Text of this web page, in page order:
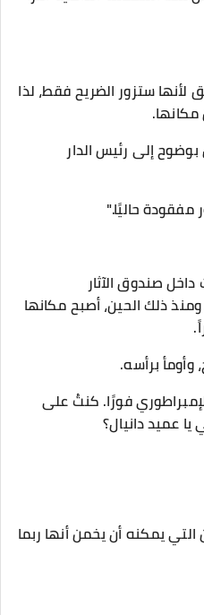
لأنها ستزور الضريح فقط، لذا
إلى رئيس الدار
مفقودة حاليًا."
صندوق الآثار
ذلك الحين، أصبح مكانها
برأسه.
فورًا. كنتُ على
عميد دانيال؟
يمكنه أن يخمن أنها ربما